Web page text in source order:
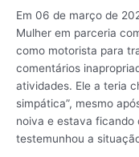
Em 06 de março de
Mulher em parceria
como motorista para
comentários
atividades. Ele a teria
simpática”, mesmo
noiva e estava ficando
testemunhou a